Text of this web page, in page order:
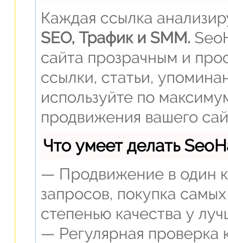
Каждая ссылка
SEO, Трафик и SMM.
сайта прозрачным и
ссылки, статьи,
используйте по
продвижения вашего
Что умеет делать
— Продвижение в один
запросов, покупка
степенью качества у
— Регулярная проверка